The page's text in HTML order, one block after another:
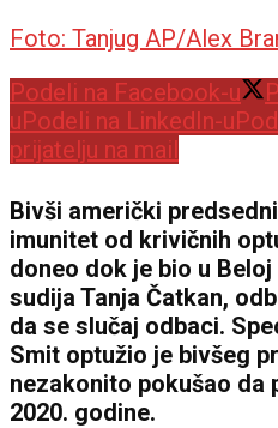
Foto: Tanjug AP/Alex
Podeli na Facebook-u
uPodeli na LinkedIn-u
prijatelju na mail
Bivši američki
imunitet od krivičnih
doneo dok je bio u
sudija Tanja Čatkan,
da se slučaj odbaci.
Smit optužio je bivšeg
nezakonito pokušao da
2020. godine.